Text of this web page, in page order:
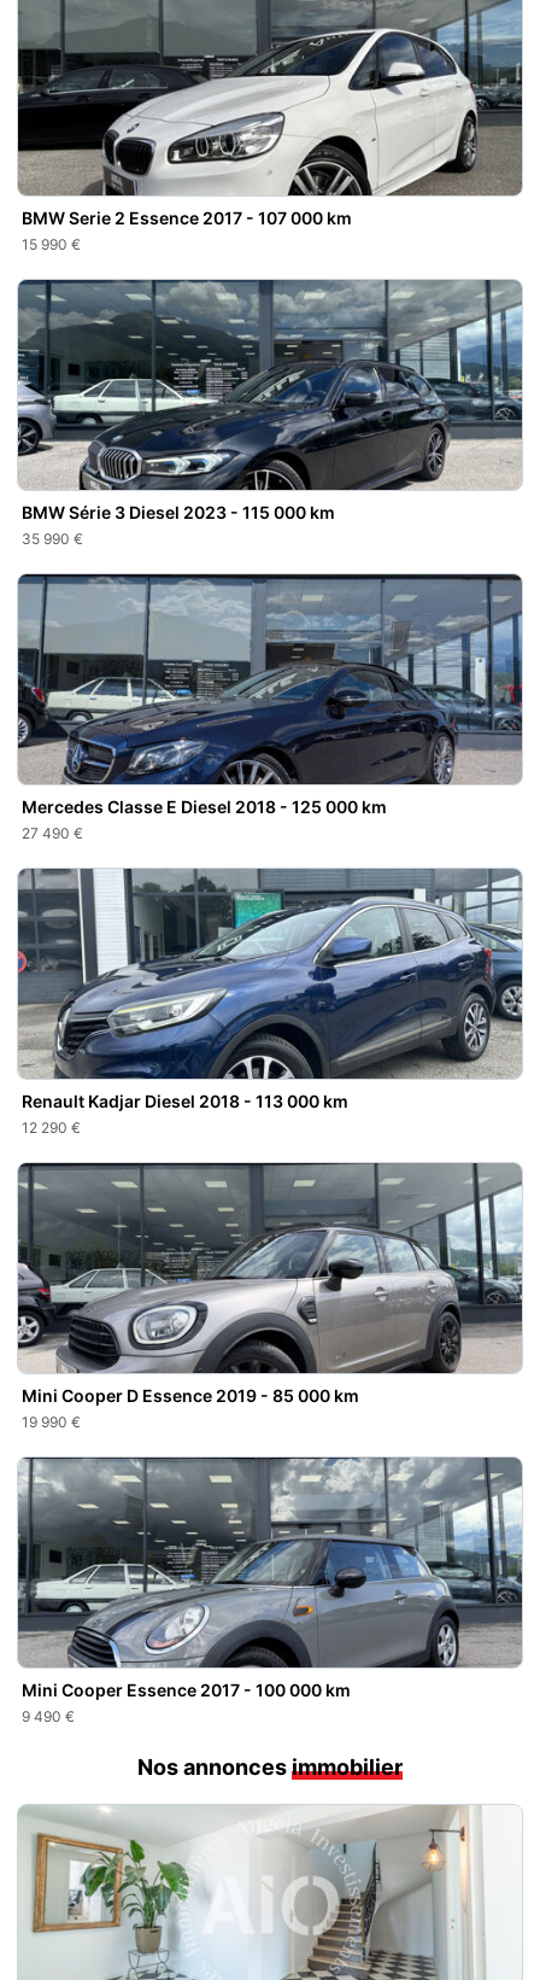
BMW Serie 2 Essence 2017 - 107 000 km
15 990 €
BMW Série 3 Diesel 2023 - 115 000 km
35 990 €
Mercedes Classe E Diesel 2018 - 125 000 km
27 490 €
Renault Kadjar Diesel 2018 - 113 000 km
12 290 €
Mini Cooper D Essence 2019 - 85 000 km
19 990 €
Mini Cooper Essence 2017 - 100 000 km
9 490 €
Nos annoncesimmobilier